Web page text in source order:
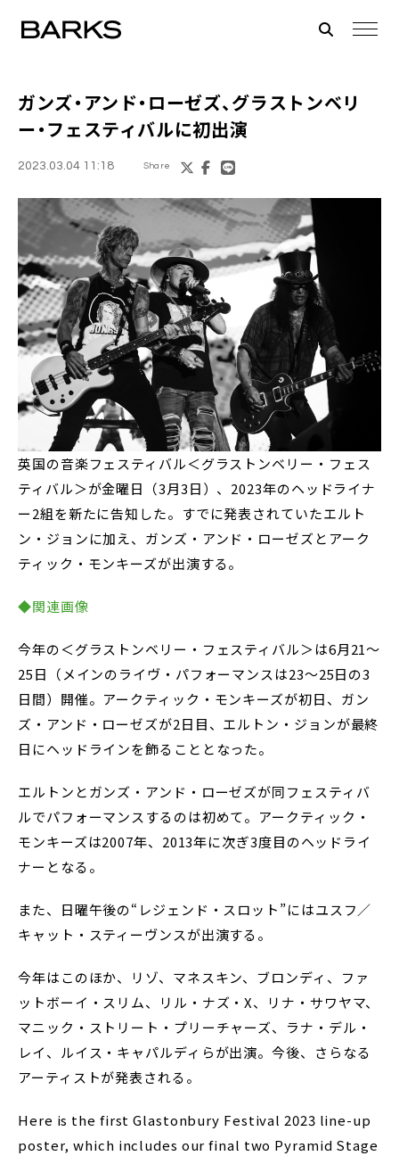
ガンズ・アンド・ローゼズ、グラストンベリ
ー・フェスティバルに初出演
2023.03.04 11:18 Share
英国の音楽フェスティバル＜グラストンベリー・フェス
ティバル＞が金曜日（3月3日）、2023年のヘッドライナ
ー2組を新たに告知した。すでに発表されていたエルト
ン・ジョンに加え、ガンズ・アンド・ローゼズとアーク
ティック・モンキーズが出演する。
◆関連画像
今年の＜グラストンベリー・フェスティバル＞は6月21～
25日（メインのライヴ・パフォーマンスは23～25日の3
日間）開催。アークティック・モンキーズが初日、ガン
ズ・アンド・ローゼズが2日目、エルトン・ジョンが最終
日にヘッドラインを飾ることとなった。
エルトンとガンズ・アンド・ローゼズが同フェスティバ
ルでパフォーマンスするのは初めて。アークティック・
モンキーズは2007年、2013年に次ぎ3度目のヘッドライ
ナーとなる。
また、日曜午後の“レジェンド・スロット”にはユスフ／
キャット・スティーヴンスが出演する。
今年はこのほか、リゾ、マネスキン、ブロンディ、ファ
ットボーイ・スリム、リル・ナズ・X、リナ・サワヤマ、
マニック・ストリート・プリーチャーズ、ラナ・デル・
レイ、ルイス・キャパルディらが出演。今後、さらなる
アーティストが発表される。
Here is the first Glastonbury Festival 2023 line-up
poster, which includes our final two Pyramid Stage